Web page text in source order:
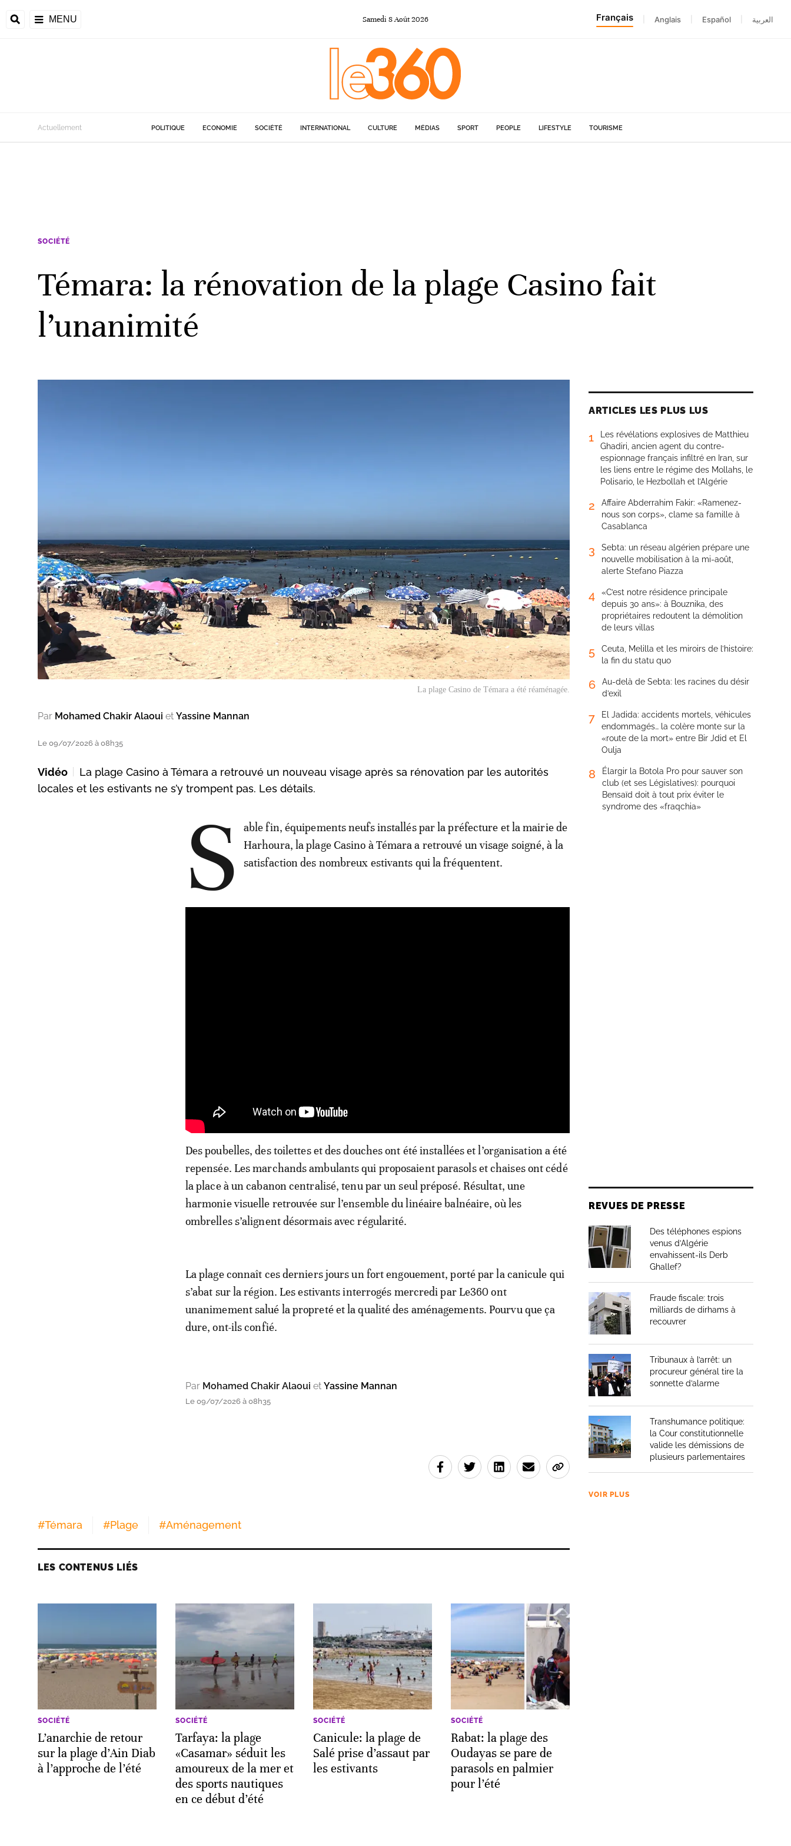
MENU Samedi 8Août2026 Français Anglais Español العربية
Actuellement POLITIQUE ECONOMIE SOCIÉTÉ INTERNATIONAL CULTURE MÉDIAS SPORT PEOPLE LIFESTYLE TOURISME
SOCIÉTÉ
Témara: la rénovation de la plage Casino fait
l’unanimité
La plage Casino de Témara a été réaménagée.
Par Mohamed Chakir Alaoui et Yassine Mannan
Le 09/07/2026 à 08h35
Vidéo
La plage Casino à Témara a retrouvé un nouveau visage après sa rénovation par les autorités
locales et les estivants ne s’y trompent pas. Les détails.
S
able fin, équipements neufs installés par la préfecture et la mairie de
Harhoura, la plage Casino à Témara a retrouvé un visage soigné, à la
satisfaction des nombreux estivants qui la fréquentent.
Des poubelles, des toilettes et des douches ont été installées et l’organisation a été
repensée. Les marchands ambulants qui proposaient parasols et chaises ont cédé
la place à un cabanon centralisé, tenu par un seul préposé. Résultat, une
harmonie visuelle retrouvée sur l’ensemble du linéaire balnéaire, où les
ombrelles s’alignent désormais avec régularité.
La plage connaît ces derniers jours un fort engouement, porté par la canicule qui
s’abat sur la région. Les estivants interrogés mercredi par Le360 ont
unanimement salué la propreté et la qualité des aménagements. Pourvu que ça
dure, ont-ils confié.
Par Mohamed Chakir Alaoui et Yassine Mannan
Le 09/07/2026 à 08h35
#Témara #Plage #Aménagement
LES CONTENUS LIÉS
SOCIÉTÉ
L’anarchie de retour
sur la plage d’Ain Diab
à l’approche de l’été
SOCIÉTÉ
Tarfaya: la plage
«Casamar» séduit les
amoureux de la mer et
des sports nautiques
en ce début d’été
SOCIÉTÉ
Canicule: la plage de
Salé prise d’assaut par
les estivants
SOCIÉTÉ
Rabat: la plage des
Oudayas se pare de
parasols en palmier
pour l’été
ARTICLES LES PLUS LUS
1
Les révélations explosives de Matthieu
Ghadiri, ancien agent du contre-
espionnage français infiltré en Iran, sur
les liens entre le régime des Mollahs, le
Polisario, le Hezbollah et l’Algérie
2
Affaire Abderrahim Fakir: «Ramenez-
nous son corps», clame sa famille à
Casablanca
3
Sebta: un réseau algérien prépare une
nouvelle mobilisation à la mi-août,
alerte Stefano Piazza
4
«C’est notre résidence principale
depuis 30 ans»: à Bouznika, des
propriétaires redoutent la démolition
de leurs villas
5
Ceuta, Melilla et les miroirs de l’histoire:
la fin du statu quo
6
Au-delà de Sebta: les racines du désir
d’exil
7
El Jadida: accidents mortels, véhicules
endommagés… la colère monte sur la
«route de la mort» entre Bir Jdid et El
Oulja
8
Élargir la Botola Pro pour sauver son
club (et ses Législatives): pourquoi
Bensaïd doit à tout prix éviter le
syndrome des «fraqchia»
REVUES DE PRESSE
Des téléphones espions
venus d’Algérie
envahissent-ils Derb
Ghallef?
Fraude fiscale: trois
milliards de dirhams à
recouvrer
Tribunaux à l’arrêt: un
procureur général tire la
sonnette d’alarme
Transhumance politique:
la Cour constitutionnelle
valide les démissions de
plusieurs parlementaires
VOIR PLUS